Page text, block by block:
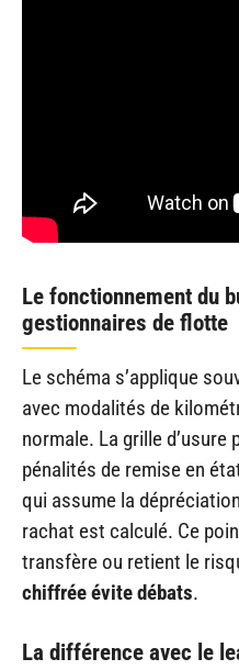
Le fonctionnement du
gestionnaires de flotte
Le schéma s’applique
avec modalités de
normale. La grille
pénalités de remise en
qui assume la
rachat est calculé. Ce
transfère ou retient le
chiffrée évite débats.
La différence avec le